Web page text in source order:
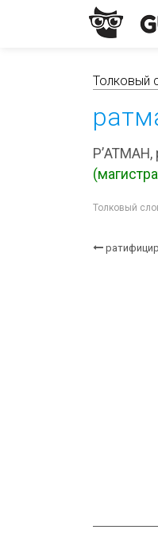
Толковый
Р’АТМАН,
Толковый